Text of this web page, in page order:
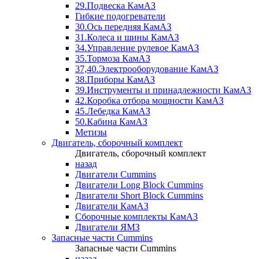
29.Подвеска КамАЗ
Гибкие подогреватели
30.Ось передняя КамАЗ
31.Колеса и шины КамАЗ
34.Управление рулевое КамАЗ
35.Тормоза КамАЗ
37,40.Электрооборудование КамАЗ
38.Приборы КамАЗ
39.Инструменты и принадлежности КамАЗ
42.Коробка отбора мощности КамАЗ
45.Лебедка КамАЗ
50.Кабина КамАЗ
Метизы
Двигатель, сборочный комплект
Двигатель, сборочный комплект
назад
Двигатели Cummins
Двигатели Long Bloсk Cummins
Двигатели Short Bloсk Cummins
Двигатели КамАЗ
Сборочные комплекты КамАЗ
Двигатели ЯМЗ
Запасные части Cummins
Запасные части Cummins